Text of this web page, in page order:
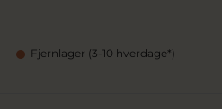
Fjernlager (3-10 hverdage*)